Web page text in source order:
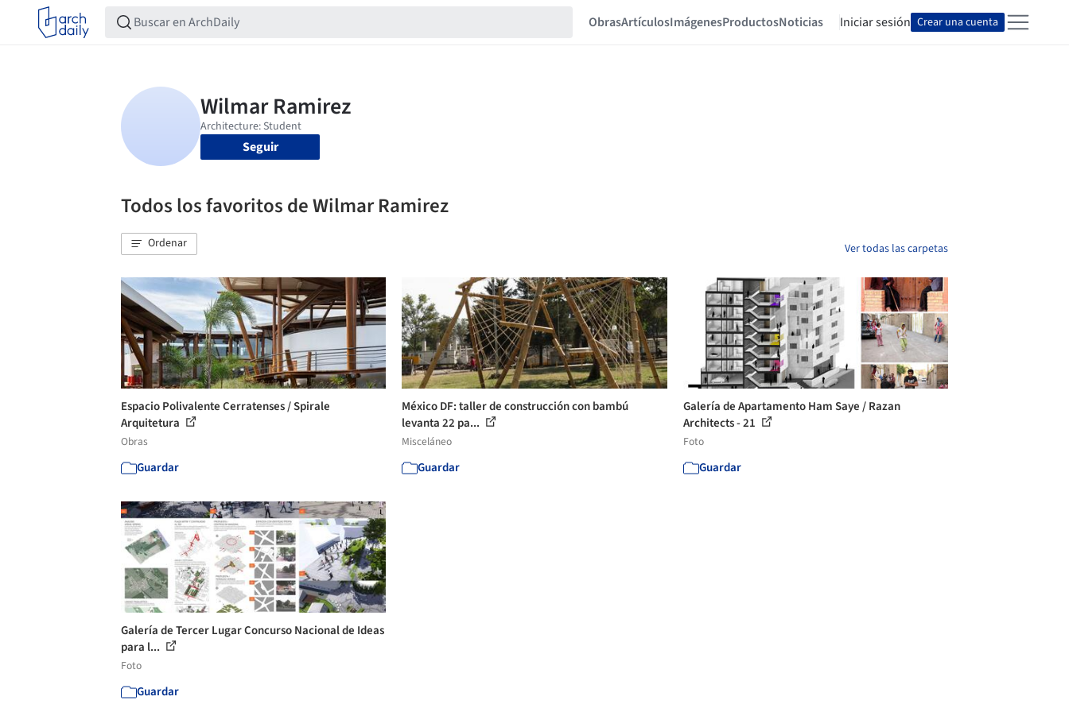
ObrasArtículosImágenesProductosNoticias Iniciar sesión Crear una cuenta
Seguir
Todos los favoritos de Wilmar Ramirez
Ordenar Ver todas las carpetas
Espacio Polivalente Cerratenses / Spirale
Arquitetura
Obras
Guardar
México DF: taller de construcción con bambú
levanta 22 pa...
Misceláneo
Guardar
Galería de Apartamento Ham Saye / Razan
Architects - 21
Foto
Guardar
Galería de Tercer Lugar Concurso Nacional de Ideas
para l...
Foto
Guardar